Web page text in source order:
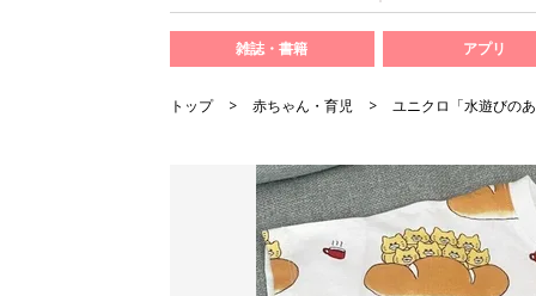
雑誌・書籍 アプリ
トップ 赤ちゃん・育児 ユニクロ「水遊びの